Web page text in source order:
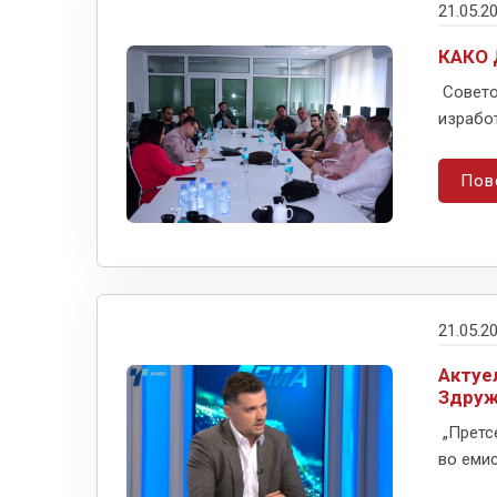
КАКО
во